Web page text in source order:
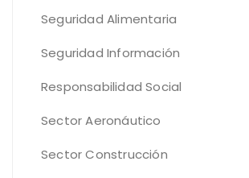
Seguridad Alimentaria
Seguridad Información
Responsabilidad Social
Sector Aeronáutico
Sector Construcción